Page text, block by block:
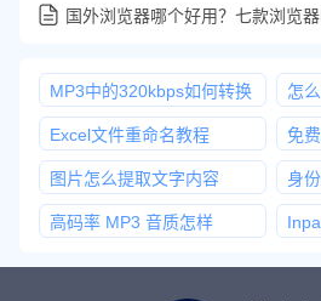
MP3中的320kbps如何转换 怎
Excel文件重命名教程 免
图片怎么提取文字内容 身
高码率 MP3 音质怎样